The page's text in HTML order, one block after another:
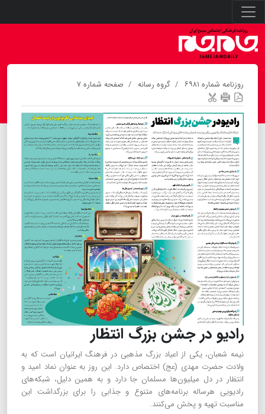
روزنامه شماره ۶۹۸۱ گروه رسانه صفحه شماره ۷
رادیو در جشن بزرگ انتظار
نیمه شعبان، یکی از اعیاد بزرگ مذهبی در فرهنگ ایرانیان است که به
ولادت حضرت مهدی (عج) اختصاص دارد. این روز به عنوان نماد امید و
انتظار در دل میلیون‌ها مسلمان جا دارد و به همین دلیل، شبکه‌های
رادیویی هرساله برنامه‌های متنوع و جذابی را برای بزرگداشت این
مناسبت تهیه و پخش می‌کنند.